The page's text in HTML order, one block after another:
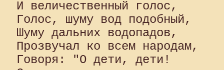
И величественный голос,
Голос, шуму вод подобный,
Шуму дальних водопадов,
Прозвучал ко всем народам,
Говоря: "О дети, дети!